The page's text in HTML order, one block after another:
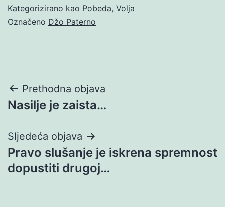
Kategorizirano kao Pobeda, Volja
Označeno Džo Paterno
Navigacija
objava
Prethodna objava
Nasilje je zaista…
Sljedeća objava
Pravo slušanje je iskrena spremnost
dopustiti drugoj…